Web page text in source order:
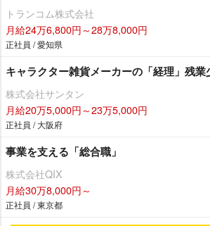
トランコム株式会社
月給24万6,800円～28万8,000円
正社員 / 愛知県
キャラクター雑貨メーカーの「経理」残
株式会社サンタン
月給20万5,000円～23万5,000円
正社員 / 大阪府
事業を支える「総合職」
株式会社QIX
月給30万8,000円～
正社員 / 東京都